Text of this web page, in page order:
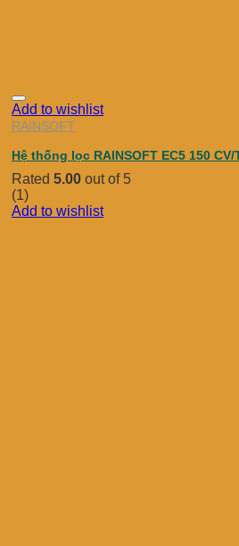
Add to wishlist
RAINSOFT
Hệ thống lọc RAINSOFT EC5 150 CV/
Rated 5.00 out of 5
(1)
Add to wishlist